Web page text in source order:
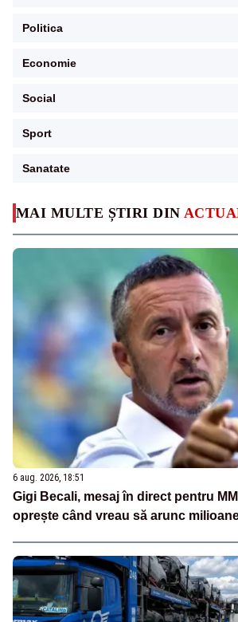
MAI MULTE ȘTIRI DIN
6 aug. 2026, 18:51
Gigi Becali, mesaj în direct pentru
oprește când vreau să arunc
Politica
Economie
Social
Sport
Sanatate